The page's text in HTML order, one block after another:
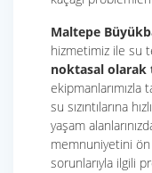
Maltepe
hizmetimiz ile su
noktasal olarak
su sızıntılarına
yaşam
memnuniyetini ön
sorunlarıyla ilgili